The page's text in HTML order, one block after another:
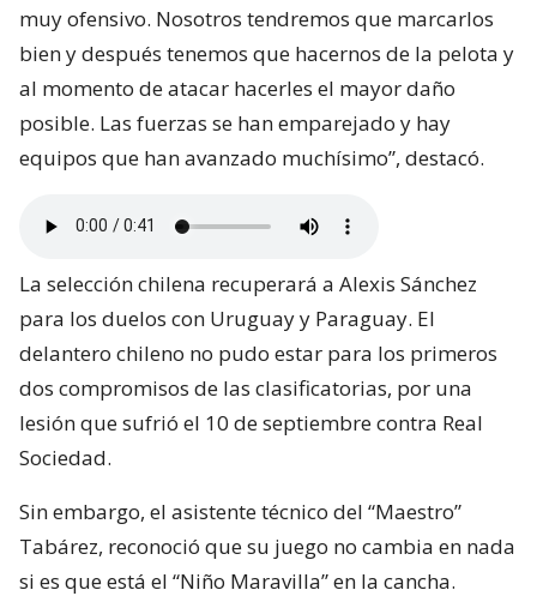
muy ofensivo. Nosotros tendremos que marcarlos
bien y después tenemos que hacernos de la pelota y
al momento de atacar hacerles el mayor daño
posible. Las fuerzas se han emparejado y hay
equipos que han avanzado muchísimo”, destacó.
La selección chilena recuperará a Alexis Sánchez
para los duelos con Uruguay y Paraguay. El
delantero chileno no pudo estar para los primeros
dos compromisos de las clasificatorias, por una
lesión que sufrió el 10 de septiembre contra Real
Sociedad.
Sin embargo, el asistente técnico del “Maestro”
Tabárez, reconoció que su juego no cambia en nada
si es que está el “Niño Maravilla” en la cancha.